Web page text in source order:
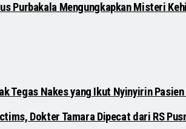
Purbakala Mengungkapkan Misteri
Tegas Nakes yang Ikut Nyinyirin Pasien
Dokter Tamara Dipecat dari RS